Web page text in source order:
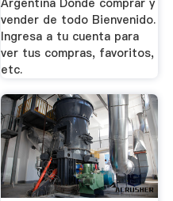
Argentina Donde comprar y
vender de todo Bienvenido.
Ingresa a tu cuenta para
ver tus compras, favoritos,
etc.